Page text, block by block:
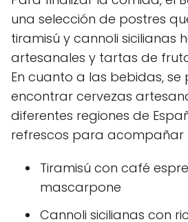
una selección de postres
tiramisú y cannoli sicilianas
artesanales y tartas de
En cuanto a las bebidas, se
encontrar cervezas
diferentes regiones de
refrescos para acompañar
Tiramisú con café
mascarpone
Cannoli sicilianas con